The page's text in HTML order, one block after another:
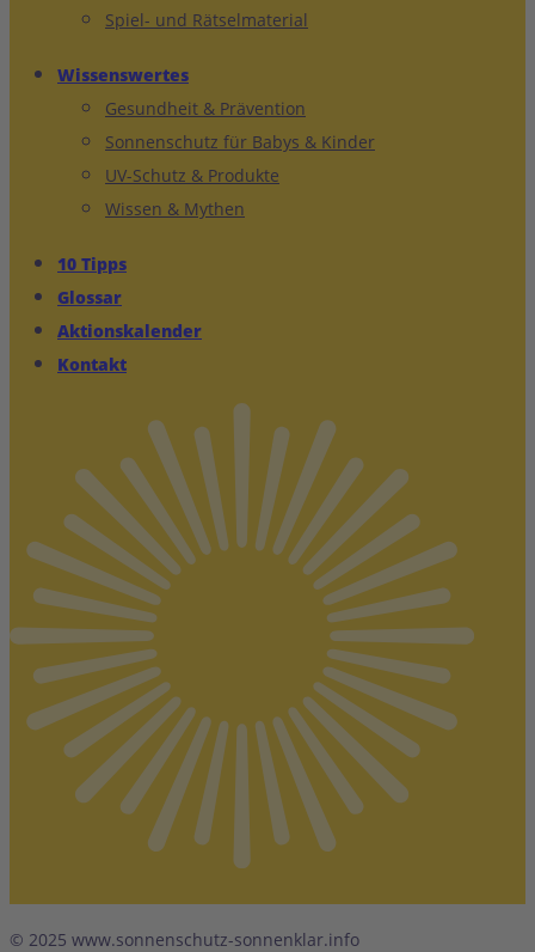
Spiel- und Rätselmaterial
Wissenswertes
Gesundheit & Prävention
Sonnenschutz für Babys & Kinder
UV-Schutz & Produkte
Wissen & Mythen
10 Tipps
Glossar
Aktionskalender
Kontakt
© 2025 www.sonnenschutz-sonnenklar.info